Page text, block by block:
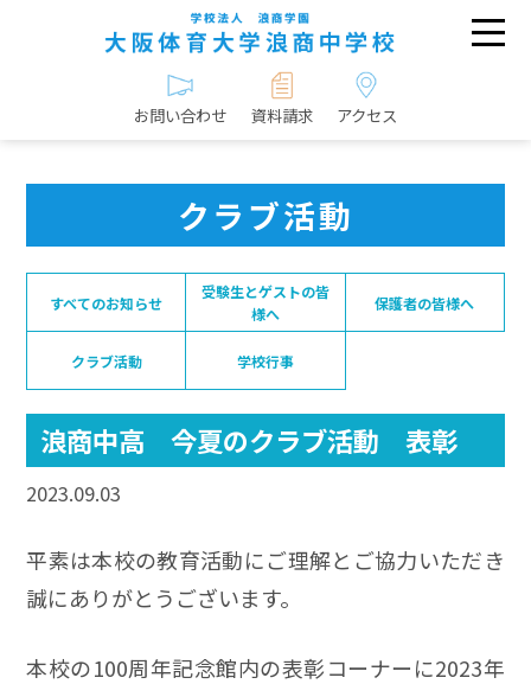
お問い合わせ 資料請求 アクセス
クラブ活動
すべてのお知らせ
受験生とゲストの皆
様へ
保護者の皆様へ
クラブ活動 学校行事
浪商中高 今夏のクラブ活動 表彰
2023.09.03
平素は本校の教育活動にご理解とご協力いただき
誠にありがとうございます。
本校の100周年記念館内の表彰コーナーに2023年